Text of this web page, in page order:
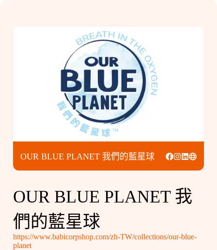
OUR BLUE PLANET 我們的藍星球
OUR BLUE PLANET 我
們的藍星球
https://www.babicorpshop.com/zh-TW/collections/our-blue-
planet